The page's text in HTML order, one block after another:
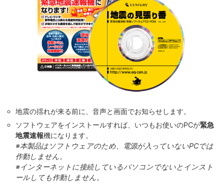
地震の揺れが来る前に、音声と画面でお知らせします。
ソフトウェアをインストールすれば、いつもお使いのPCが緊急
地震速報機になります。
※本製品はソフトウェアのため、電源が入っていないPCでは
作動しません。
※インターネットに接続しているパソコンでないとインスト
ールしても作動しません。